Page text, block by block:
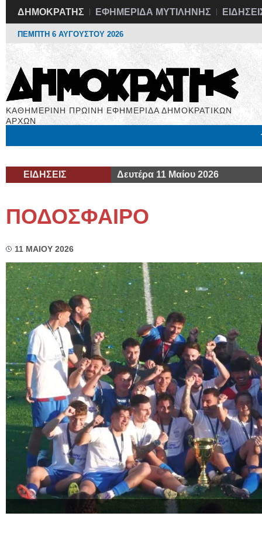
ΔΗΜΟΚΡΑΤΗΣ ΕΦΗΜΕΡΙΔΑ ΜΥΤΙΛΗΝΗΣ
ΠΕΜΠΤΗ 6 ΑΥΓΟΥΣΤΟΥ 2026
ΚΑΘΗΜΕΡΙΝΗ ΠΡΩΙΝΗ ΕΦΗΜΕΡΙΔΑ ΔΗΜΟΚΡΑΤΙΚΩΝ
ΑΡΧΩΝ
ΕΙΔΗΣΕΙΣ Δευτέρα 11 Μαίου 2026
ΠΟΔΟΣΦΑΙΡΟ
11 ΜΑΙΟΥ 2026